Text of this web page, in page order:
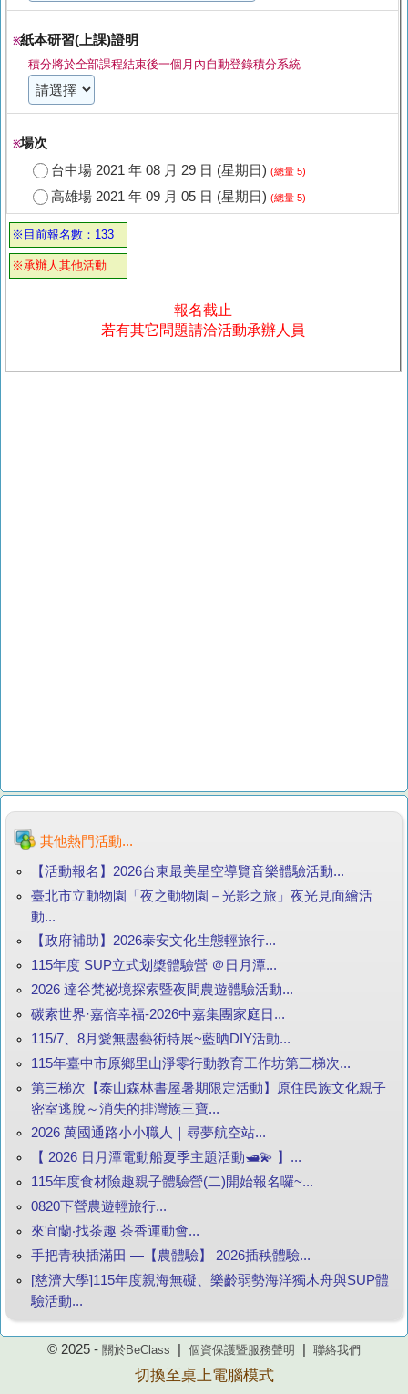
※紙本研習(上課)證明
積分將於全部課程結束後一個月內自動登錄積分系統
※場次
台中場 2021 年 08 月 29 日 (星期日) (總量 5)
高雄場 2021 年 09 月 05 日 (星期日) (總量 5)
※目前報名數：133
※承辦人其他活動
報名截止
若有其它問題請洽活動承辦人員
其他熱門活動...
【活動報名】2026台東最美星空導覽音樂體驗活動...
臺北市立動物園「夜之動物園－光影之旅」夜光見面繪活
動...
【政府補助】2026泰安文化生態輕旅行...
115年度 SUP立式划槳體驗營 ＠日月潭...
2026 達谷梵祕境探索暨夜間農遊體驗活動...
碳索世界·嘉倍幸福-2026中嘉集團家庭日...
115/7、8月愛無盡藝術特展~藍晒DIY活動...
115年臺中市原鄉里山淨零行動教育工作坊第三梯次...
第三梯次【泰山森林書屋暑期限定活動】原住民族文化親子
密室逃脫～消失的排灣族三寶...
2026 萬國通路小小職人｜尋夢航空站...
【 2026 日月潭電動船夏季主題活動🛥️💫 】...
115年度食材險趣親子體驗營(二)開始報名囉~...
0820下營農遊輕旅行...
來宜蘭‧找茶趣 茶香運動會...
手把青秧插滿田 —【農體驗】 2026插秧體驗...
[慈濟大學]115年度親海無礙、樂齡弱勢海洋獨木舟與SUP體
驗活動...
© 2025 - 關於BeClass 個資保護暨服務聲明 聯絡我們
切換至桌上電腦模式